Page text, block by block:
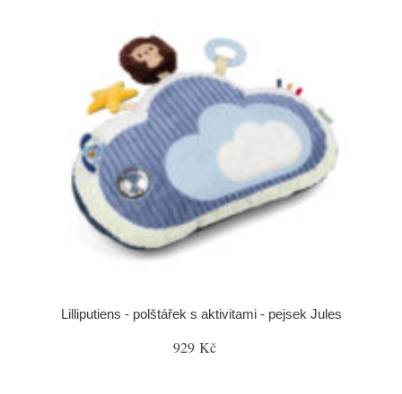
Lilliputiens - polštářek s aktivitami - pejsek Jules
929 Kč